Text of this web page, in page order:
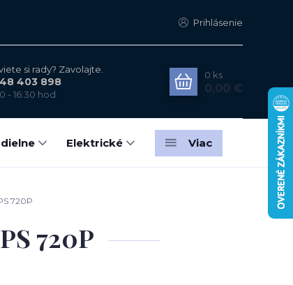
Prihlásenie
si rady? Zavolajte.
403 898
- 16:30 hod
0 ks
0,00 €
Elektrické Viac
720P
720P